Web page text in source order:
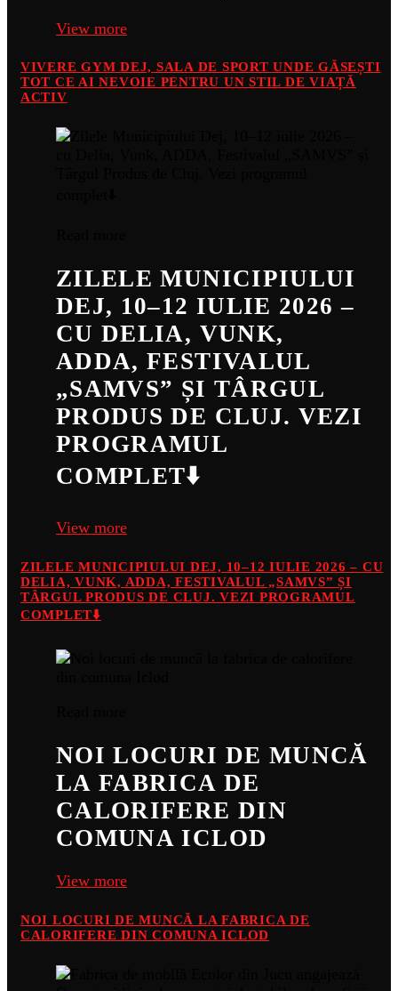
View more
VIVERE GYM DEJ, SALA DE SPORT UNDE GĂSEȘTI
TOT CE AI NEVOIE PENTRU UN STIL DE VIAȚĂ
ACTIV
ZILELE MUNICIPIULUI
DEJ, 10–12 IULIE 2026 –
CU DELIA, VUNK,
ADDA, FESTIVALUL
„SAMVS” ȘI TÂRGUL
PRODUS DE CLUJ. VEZI
PROGRAMUL
COMPLET⬇️
View more
ZILELE MUNICIPIULUI DEJ, 10–12 IULIE 2026 – CU
DELIA, VUNK, ADDA, FESTIVALUL „SAMVS” ȘI
TÂRGUL PRODUS DE CLUJ. VEZI PROGRAMUL
COMPLET⬇️
NOI LOCURI DE MUNCĂ
LA FABRICA DE
CALORIFERE DIN
COMUNA ICLOD
View more
NOI LOCURI DE MUNCĂ LA FABRICA DE
CALORIFERE DIN COMUNA ICLOD